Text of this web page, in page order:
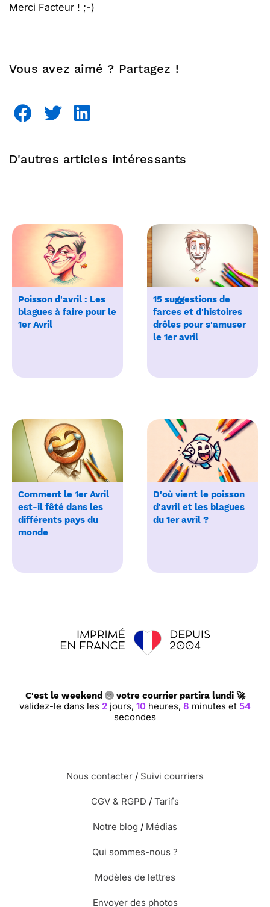
Merci Facteur ! ;-)
Vous avez aimé ? Partagez !
D'autres articles intéressants
Poisson d'avril : Les
blagues à faire pour le
1er Avril
15 suggestions de
farces et d'histoires
drôles pour s'amuser
le 1er avril
Comment le 1er Avril
est-il fêté dans les
différents pays du
monde
D'où vient le poisson
d'avril et les blagues
du 1er avril ?
C'est le weekend votre courrier partira lundi 🚀
validez-le dans les 2 jours, 10 heures, 8 minutes et 53
secondes
Nous contacter / Suivi courriers
CGV & RGPD / Tarifs
Notre blog / Médias
Qui sommes-nous ?
Modèles de lettres
Envoyer des photos